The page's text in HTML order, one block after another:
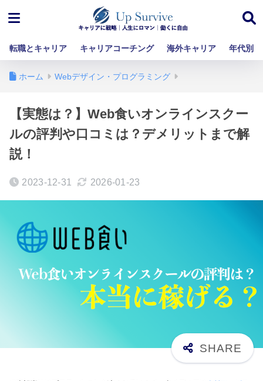
転職とキャリア キャリアコーチング 海外キャリア 年代別
ホーム Webデザイン・プログラミング
【実態は？】Web食いオンラインスクー
ルの評判や口コミは？デメリットまで解
説！
2023-12-31 2026-01-23